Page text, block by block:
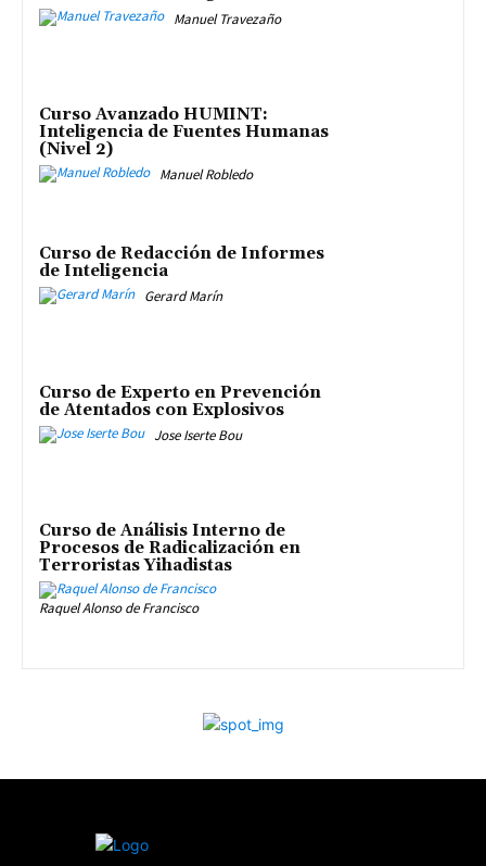
Manuel Travezaño
Curso Avanzado HUMINT:
Inteligencia de Fuentes Humanas
(Nivel 2)
Manuel Robledo
Curso de Redacción de Informes
de Inteligencia
Gerard Marín
Curso de Experto en Prevención
de Atentados con Explosivos
Jose Iserte Bou
Curso de Análisis Interno de
Procesos de Radicalización en
Terroristas Yihadistas
Raquel Alonso de Francisco